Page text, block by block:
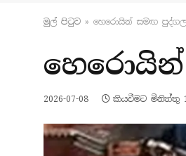
මුල් පිටු​ව » හෙරොයින් සමඟ
2026-07-08 කියවීමට මිනිත්තු